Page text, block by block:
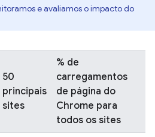
e avaliamos o impacto do
50
principais
sites
% de
carregamentos
de página do
Chrome para
todos os sites